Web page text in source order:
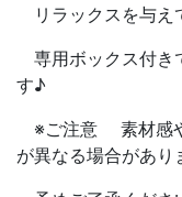
リラックスを与え
専用ボックス付き
す♪
※ご注意 素材感や
が異なる場合があり